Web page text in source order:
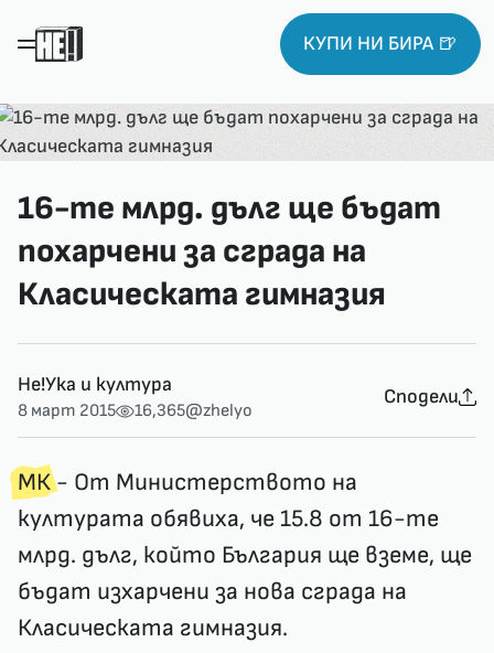
КУПИ НИ БИРА 🍺
16-те млрд. дълг ще бъдат
похарчени за сграда на
Класическата гимназия
Не!Ука и култура
8 март 2015 16,365@zhelyo
Сподели
МК- От Министерството на
културата обявиха, че 15.8 от 16-те
млрд. дълг, който България ще вземе, ще
бъдат изхарчени за нова сграда на
Класическата гимназия.